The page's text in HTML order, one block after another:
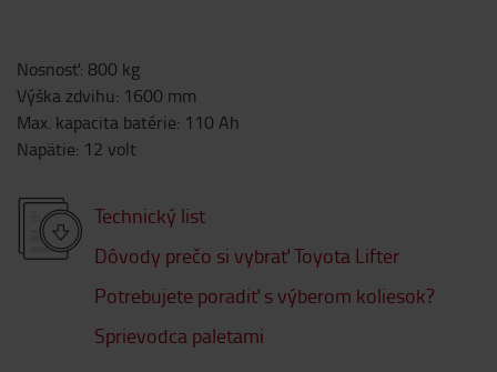
Nosnosť: 800 kg
Výška zdvihu: 1600 mm
Max. kapacita batérie: 110 Ah
Napätie: 12 volt
Technický list
Dôvody prečo si vybrať Toyota Lifter
Potrebujete poradiť s výberom koliesok?
Sprievodca paletami